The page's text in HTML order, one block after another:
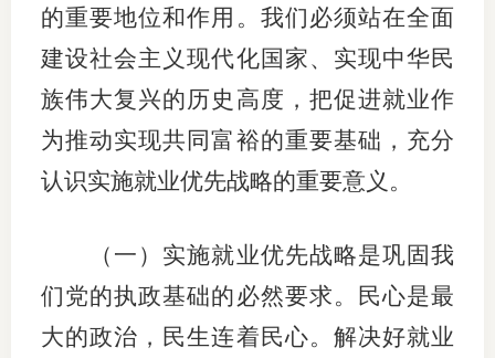
的重要地位和作用。我们必须站在全面
建设社会主义现代化国家、实现中华民
族伟大复兴的历史高度，把促进就业作
为推动实现共同富裕的重要基础，充分
认识实施就业优先战略的重要意义。
（一）实施就业优先战略是巩固我
们党的执政基础的必然要求。民心是最
大的政治，民生连着民心。解决好就业